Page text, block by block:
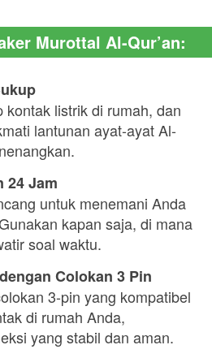
Murottal Al-Qur’an:
kontak listrik di rumah, dan
lantunan ayat-ayat Al-
24 Jam
untuk menemani Anda
kapan saja, di mana
soal waktu.
Colokan 3 Pin
3-pin yang kompatibel
di rumah Anda,
yang stabil dan aman.